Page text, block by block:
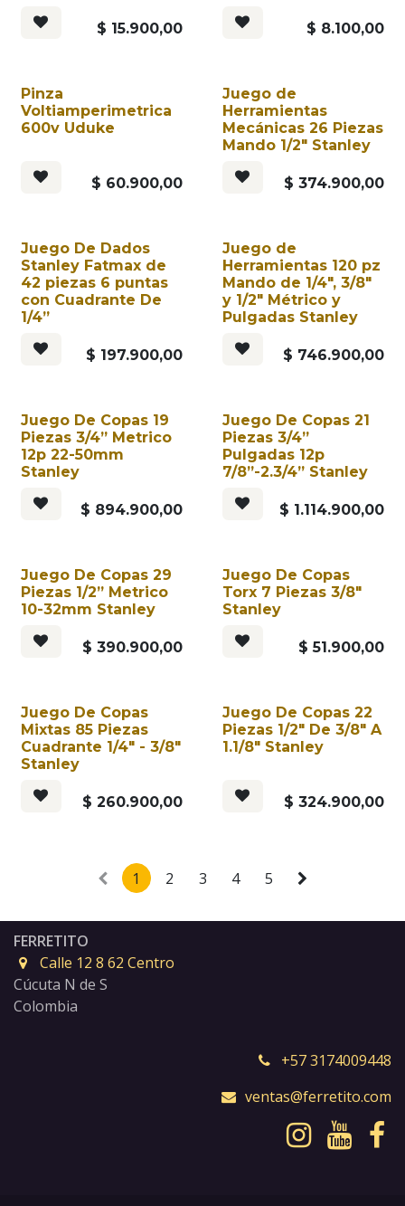
$ 15.900,00 $ 8.100,00
Pinza
Voltiamperimetrica
600v Uduke
$ 60.900,00
Juego de
Herramientas
Mecánicas 26 Piezas
Mando 1/2" Stanley
$ 374.900,00
Juego De Dados
Stanley Fatmax de
42 piezas 6 puntas
con Cuadrante De
1/4”
$ 197.900,00
Juego de
Herramientas 120 pz
Mando de 1/4", 3/8"
y 1/2" Métrico y
Pulgadas Stanley
$ 746.900,00
Juego De Copas 19
Piezas 3/4” Metrico
12p 22-50mm
Stanley
$ 894.900,00
Juego De Copas 21
Piezas 3/4”
Pulgadas 12p
7/8”-2.3/4” Stanley
$ 1.114.900,00
Juego De Copas 29
Piezas 1/2” Metrico
10-32mm Stanley
$ 390.900,00
Juego De Copas
Torx 7 Piezas 3/8"
Stanley
$51.900,00
Juego De Copas
Mixtas 85 Piezas
Cuadrante 1/4" - 3/8"
Stanley
$ 260.900,00
Juego De Copas 22
Piezas 1/2" De 3/8″ A
1.1/8″ Stanley
$ 324.900,00
1 2 3 4 5
FERRETITO
Calle 12 8 62 Centro
Cúcuta N de S
Colombia
+57 3174009448
ventas@ferretito.com